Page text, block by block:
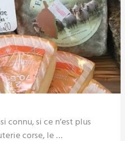
connu, si ce n’est plus
corse, le …